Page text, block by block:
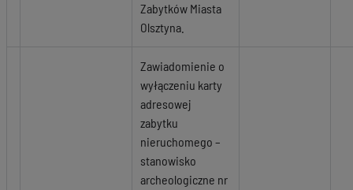
Zabytków Miasta
Olsztyna.
Zawiadomienie o
wyłączeniu karty
adresowej
zabytku
nieruchomego –
stanowisko
archeologiczne nr